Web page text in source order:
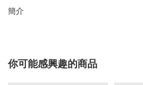
簡介
你可能感興趣的商品